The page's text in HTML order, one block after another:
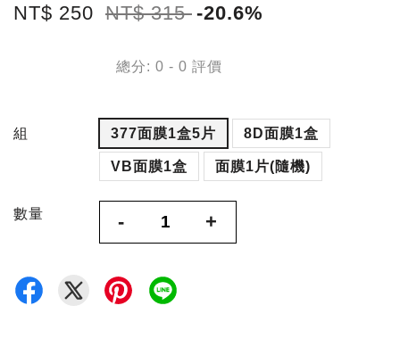
NT$ 250 NT$ 315 -20.6%
總分: 0 - 0 評價
組 377面膜1盒5片 8D面膜1盒
VB面膜1盒 面膜1片(隨機)
數量 - +